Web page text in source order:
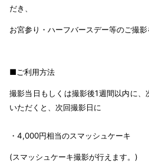
だき、
お宮参り・ハーフバースデー等のご撮
■ご利用方法
撮影当日もしくは撮影後1週間以内に
いただくと、次回撮影日に
・4,000円相当のスマッシュケーキ
(スマッシュケーキ撮影が行えます。)